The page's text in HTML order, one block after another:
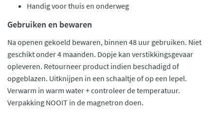
Handig voor thuis en onderweg
Gebruiken en bewaren
Na openen gekoeld bewaren, binnen 48 uur gebruiken. Niet
geschikt onder 4 maanden. Dopje kan verstikkingsgevaar
opleveren. Retourneer product indien beschadigd of
opgeblazen. Uitknijpen in een schaaltje of op een lepel.
Verwarm in warm water + controleer de temperatuur.
Verpakking NOOIT in de magnetron doen.